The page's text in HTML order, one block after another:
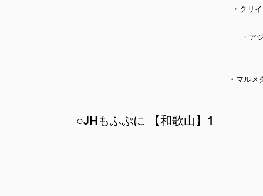
・クリ
・ア
・マル
○JHもふぷに 【和歌山】1